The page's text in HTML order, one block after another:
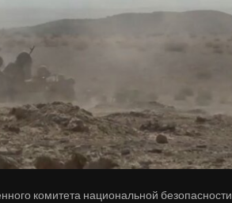
комитета национальной безопасности